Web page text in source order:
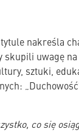
nakreśla
uwagę
sztuki,
co się